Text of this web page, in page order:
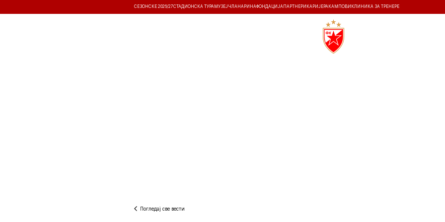
СЕЗОНСКЕ 2026/27СТАДИОНСКА ТУРА МУЗЕЈ ЧЛАНАРИНАФОНДАЦИЈА ПАРТНЕРИ КАРИЈЕРА КАМПОВИ КЛИНИКА ЗА ТРЕНЕРЕ
Погледај све вести